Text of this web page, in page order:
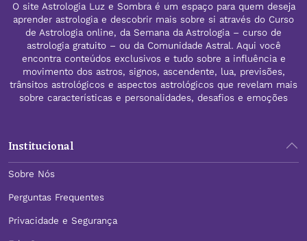
O site Astrologia Luz e Sombra é um espaço para quem deseja
aprender astrologia e descobrir mais sobre si através do Curso
de Astrologia online, da Semana da Astrologia – curso de
astrologia gratuito – ou da Comunidade Astral. Aqui você
encontra conteúdos exclusivos e tudo sobre a influência e
movimento dos astros, signos, ascendente, lua, previsões,
trânsitos astrológicos e aspectos astrológicos que revelam mais
sobre características e personalidades, desafios e emoções
Institucional
Sobre Nós
Perguntas Frequentes
Privacidade e Segurança